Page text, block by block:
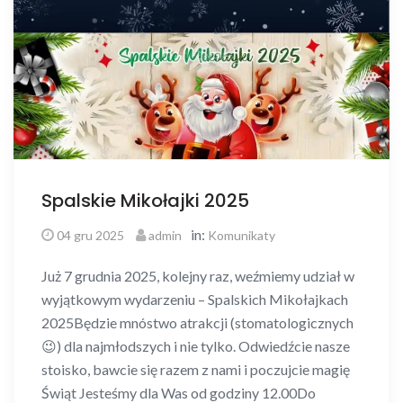
Spalskie Mikołajki 2025
04 gru 2025 admin in: Komunikaty
Już 7 grudnia 2025, kolejny raz, weźmiemy udział w
wyjątkowym wydarzeniu – Spalskich Mikołajkach
2025Będzie mnóstwo atrakcji (stomatologicznych
😉) dla najmłodszych i nie tylko. Odwiedźcie nasze
stoisko, bawcie się razem z nami i poczujcie magię
Świąt Jesteśmy dla Was od godziny 12.00Do